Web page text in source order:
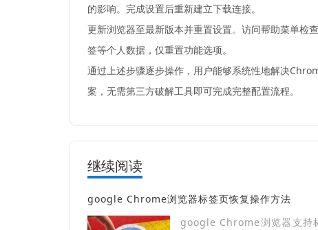
的影响。完成设置后重新建立下载连接。
更新浏览器至最新版本并重置设置。访问帮助菜单检
签等个人数据，仅重置功能选项。
通过上述步骤逐步操作，用户能够系统性地解决
案，无需第三方破解工具即可完成完整配置流程。
继续阅读
google Chrome浏览器标签页恢复操作方法
google Chrome浏览器支持